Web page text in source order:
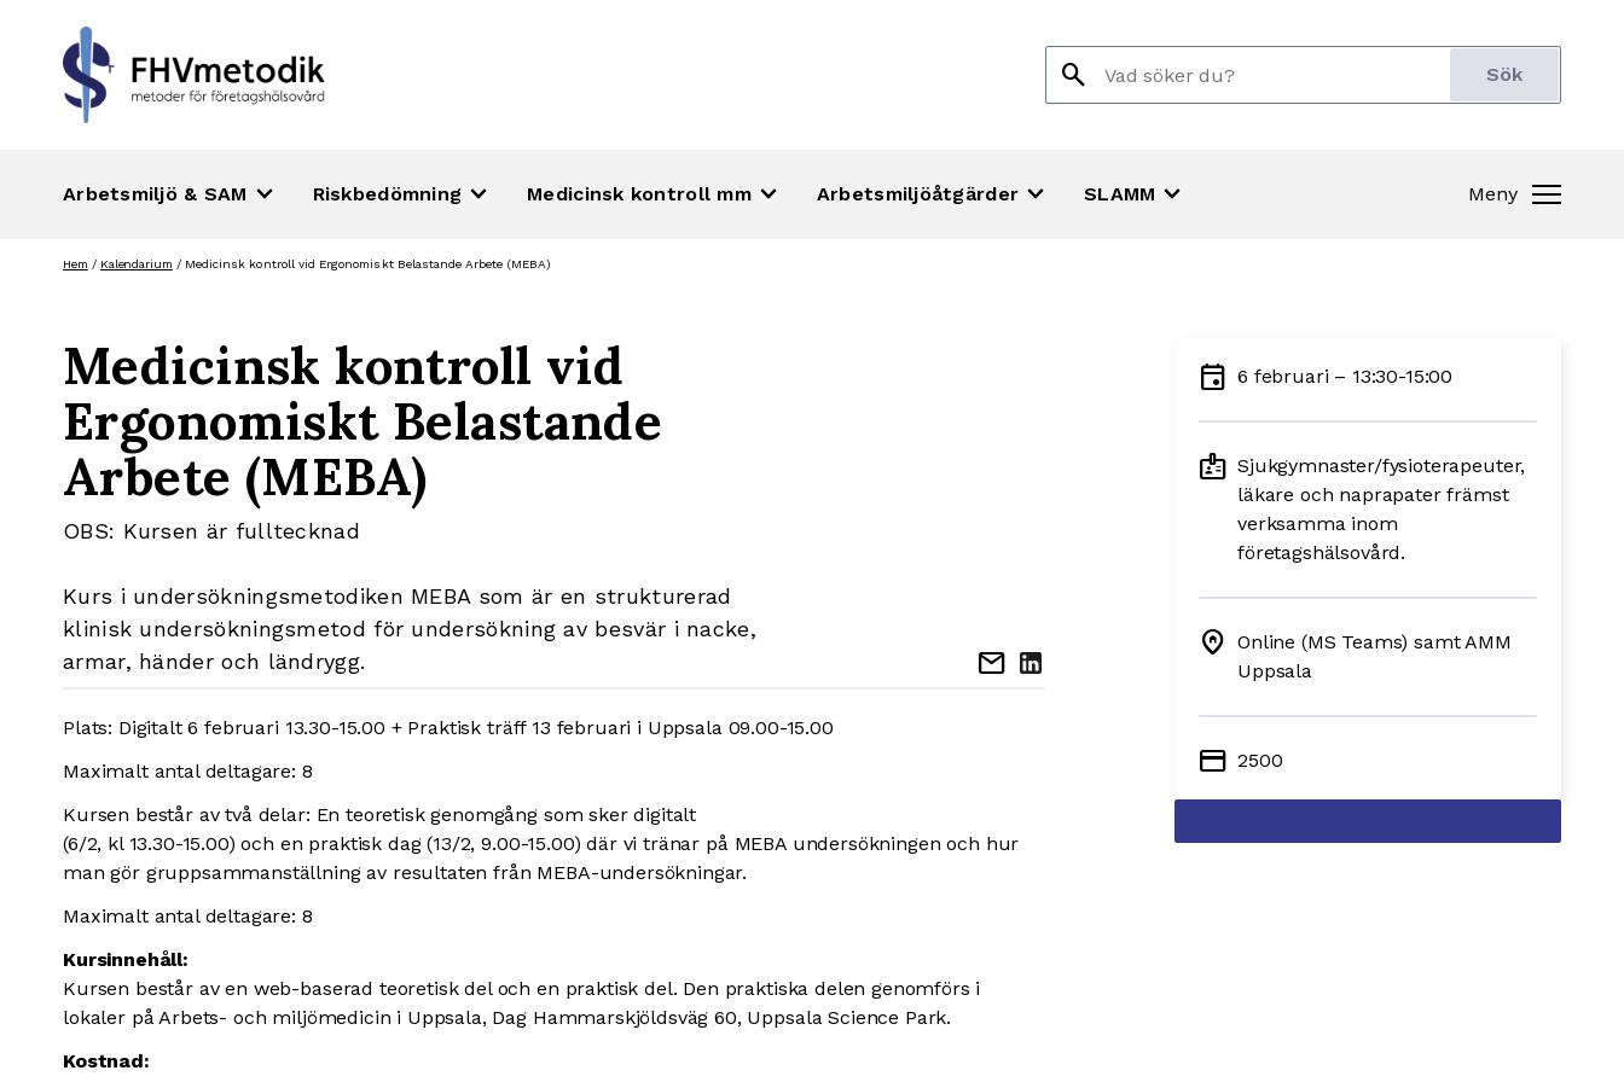
search
Sök
efter:
Arbetsmiljö & SAM keyboard_arrow_down Riskbedömning keyboard_arrow_down Medicinsk kontroll mm keyboard_arrow_down Arbetsmiljöåtgärder keyboard_arrow_down SLAMM keyboard_arrow_down Meny
Hem / Kalendarium / Medicinsk kontroll vid Ergonomiskt Belastande Arbete (MEBA)
Medicinsk kontroll vid
Ergonomiskt Belastande
Arbete (MEBA)
OBS: Kursen är fulltecknad
Kurs i undersökningsmetodiken MEBA som är en strukturerad
klinisk undersökningsmetod för undersökning av besvär i nacke,
armar, händer och ländrygg.
mail
Plats: Digitalt 6 februari 13.30-15.00 + Praktisk träff 13 februari i Uppsala 09.00-15.00
Maximalt antal deltagare: 8
Kursen består av två delar: En teoretisk genomgång som sker digitalt
(6/2, kl 13.30-15.00) och en praktisk dag (13/2, 9.00-15.00) där vi tränar på MEBA undersökningen och hur
man gör gruppsammanställning av resultaten från MEBA-undersökningar.
Maximalt antal deltagare: 8
Kursinnehåll:
Kursen består av en web-baserad teoretisk del och en praktisk del. Den praktiska delen genomförs i
lokaler på Arbets- och miljömedicin i Uppsala, Dag Hammarskjöldsväg 60, Uppsala Science Park.
Kostnad:
event 6 februari – 13:30-15:00
badge Sjukgymnaster/fysioterapeuter,
läkare och naprapater främst
verksamma inom
företagshälsovård.
home_pin Online (MS Teams) samt AMM
Uppsala
credit_card 2500